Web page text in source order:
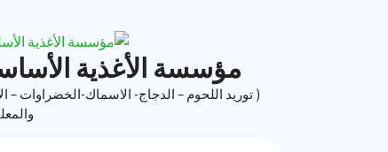
مؤسسة الأغذية
( توريد اللحوم – الدجاج- الاسماك-الخضراوات –